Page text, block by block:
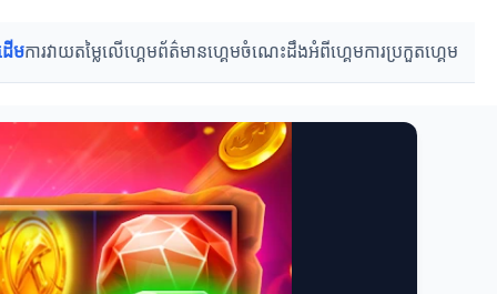
ើមការវាយតម្លៃលើហ្គេមព័ត៌មានហ្គេមចំណេះដឹងអំពីហ្គេមការប្រកួតហ្គេម